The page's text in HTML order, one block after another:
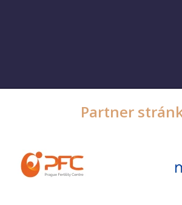
Partner